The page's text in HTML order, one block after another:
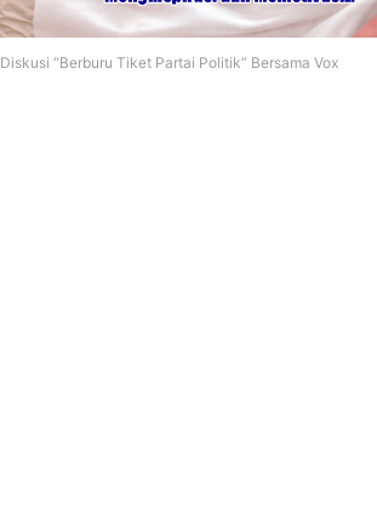
Diskusi “Berburu Tiket Partai Politik” Bersama Vox